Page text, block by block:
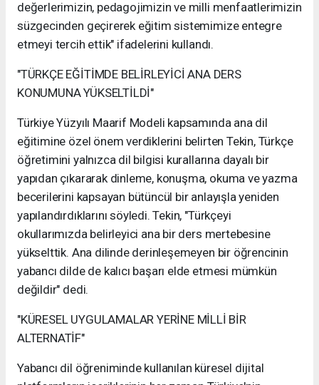
değerlerimizin, pedagojimizin ve milli menfaatlerimizin
süzgecinden geçirerek eğitim sistemimize entegre
etmeyi tercih ettik" ifadelerini kullandı.
"TÜRKÇE EĞİTİMDE BELİRLEYİCİ ANA DERS
KONUMUNA YÜKSELTİLDİ"
Türkiye Yüzyılı Maarif Modeli kapsamında ana dil
eğitimine özel önem verdiklerini belirten Tekin, Türkçe
öğretimini yalnızca dil bilgisi kurallarına dayalı bir
yapıdan çıkararak dinleme, konuşma, okuma ve yazma
becerilerini kapsayan bütüncül bir anlayışla yeniden
yapılandırdıklarını söyledi. Tekin, "Türkçeyi
okullarımızda belirleyici ana bir ders mertebesine
yükselttik. Ana dilinde derinleşemeyen bir öğrencinin
yabancı dilde de kalıcı başarı elde etmesi mümkün
değildir" dedi.
"KÜRESEL UYGULAMALAR YERİNE MİLLİ BİR
ALTERNATİF"
Yabancı dil öğreniminde kullanılan küresel dijital